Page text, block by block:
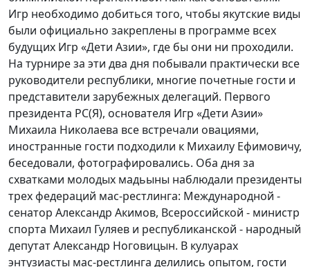
Игр необходимо добиться того, чтобы якутские виды
были официально закреплены в программе всех
будущих Игр «Дети Азии», где бы они ни проходили.
На турнире за эти два дня побывали практически все
руководители республики, многие почетные гости и
представители зарубежных делегаций. Первого
президента РС(Я), основателя Игр «Дети Азии»
Михаила Николаева все встречали овациями,
иностранные гости подходили к Михаилу Ефимовичу,
беседовали, фотографировались. Оба дня за
схватками молодых мадьыны наблюдали президенты
трех федераций мас-рестлинга: Международной -
сенатор Александр Акимов, Всероссийской - министр
спорта Михаил Гуляев и республиканской - народный
депутат Александр Ноговицын. В кулуарах
энтузиасты мас-рестлинга делились опытом, гости